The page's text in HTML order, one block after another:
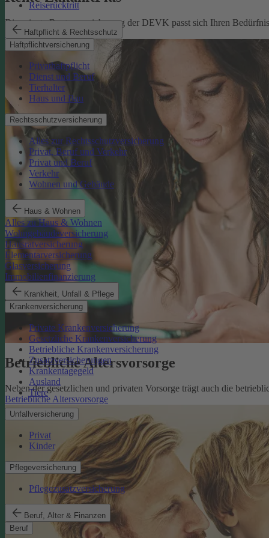
Reiserücktritt
Haftpflicht & Rechtsschutz
Haftpflichtversicherung
Privathaftpflicht
Dienst und Beruf
Tierhalter
Haus und Bau
Rechtsschutzversicherung
Alles zur Rechtsschutzversicherung
Privat, Beruf und Verkehr
Privat und Beruf
Verkehr
Wohnen und Gebäude
Haus & Wohnen
Alles zu Haus & Wohnen
Wohngebäudeversicherung
Hausratversicherung
Elementarversicherung
Glasversicherung
Immobilienfinanzierung
Krankheit, Unfall & Pflege
Krankenversicherung
Private Krankenversicherung
Gesetzliche Krankenversicherung
Betriebliche Krankenversicherung
Zusatzversicherungen
Krankentagegeld
Ausland
Tiere
Unfallversicherung
Privat
Kinder
Pflegeversicherung
Pflegezusatzversicherung
Beruf, Alter & Finanzen
Beruf
Die private Rentenversicherung der DEVK passt sich Ihren
Rente ZukunftPlus
Betriebliche Altersvorsorge
Neben der gesetzlichen und privaten Vorsorge trägt auch die
Betriebliche Altersvorsorge